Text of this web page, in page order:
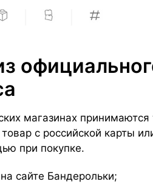
магазинах
с российской карты
при покупке.
на сайте Бандерольки;